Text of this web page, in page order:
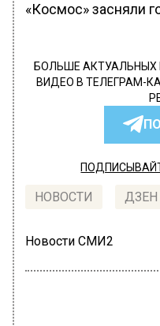
«Космос» засняли
БОЛЬШЕ АКТУАЛЬНЫХ
ВИДЕО В ТЕЛЕГРАМ-
НОВОСТИ ДЗЕН
Новости СМИ2